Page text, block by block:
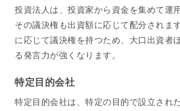
投資法人は、投資家から資金を集めて運
その議決権も出資額に応じて配分されま
に応じて議決権を持つため、大口出資者
る発言力が強くなります。
特定目的会社
特定目的会社は、特定の目的で設立され